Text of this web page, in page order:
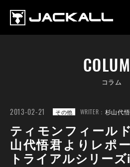
コラム
2013-02-21 その他 WRITER： 杉山代悟
ティモンフィール
山代悟君よりレポ
トライアルシリー